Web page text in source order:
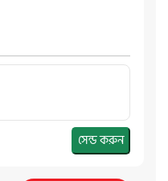
সেন্ড করুন